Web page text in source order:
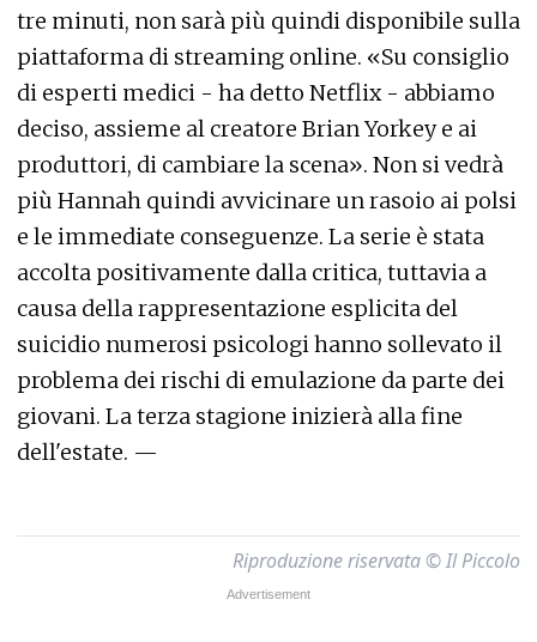
tre minuti, non sarà più quindi disponibile sulla
piattaforma di streaming online. «Su consiglio
di esperti medici - ha detto Netflix - abbiamo
deciso, assieme al creatore Brian Yorkey e ai
produttori, di cambiare la scena». Non si vedrà
più Hannah quindi avvicinare un rasoio ai polsi
e le immediate conseguenze. La serie è stata
accolta positivamente dalla critica, tuttavia a
causa della rappresentazione esplicita del
suicidio numerosi psicologi hanno sollevato il
problema dei rischi di emulazione da parte dei
giovani. La terza stagione inizierà alla fine
dell'estate. —
Riproduzione riservata © Il Piccolo